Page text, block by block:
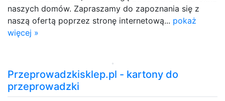
naszych domów. Zapraszamy do zapoznania się z
naszą ofertą poprzez stronę internetową... pokaż
więcej »
Przeprowadzkisklep.pl - kartony do
przeprowadzki